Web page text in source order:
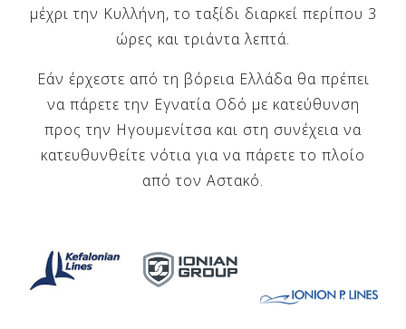
μέχρι την Κυλλήνη, το ταξίδι διαρκεί περίπου 3
ώρες και τριάντα λεπτά.
Εάν έρχεστε από τη βόρεια Ελλάδα θα πρέπει
να πάρετε την Εγνατία Οδό με κατεύθυνση
προς την Ηγουμενίτσα και στη συνέχεια να
κατευθυνθείτε νότια για να πάρετε το πλοίο
από τον Αστακό.